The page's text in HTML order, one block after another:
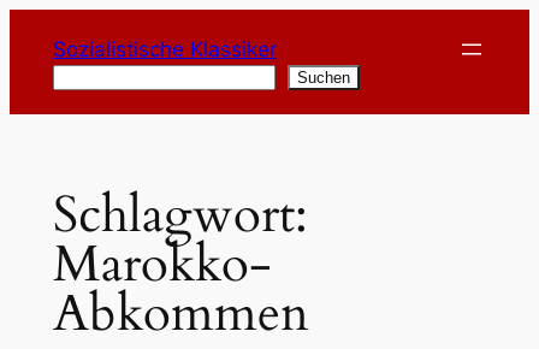
Inhalt
springen
Sozialistische Klassiker
Suchen
Schlagwort:
Marokko-
Abkommen